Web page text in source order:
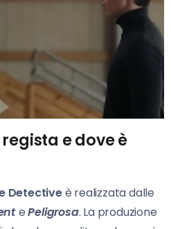
e dove è
Detectiveè realizzata dalle
ePeligrosa. La produzione